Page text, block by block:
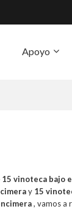
Apoyo
15 vinoteca bajo
y 15
, vamos a